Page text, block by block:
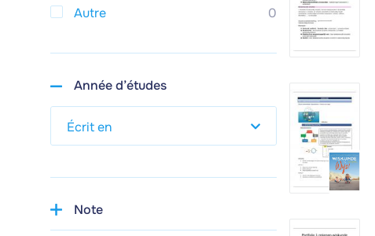
Autre
0
Année d’études
Note